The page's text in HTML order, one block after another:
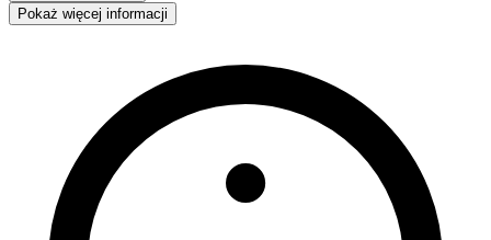
Pokaż więcej informacji